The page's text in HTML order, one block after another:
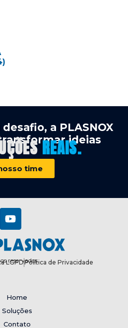
a PLASNOX
ideias
REAIS.
time
reservados.
LGPDPolítica de Privacidade
Home
Soluções
Contato